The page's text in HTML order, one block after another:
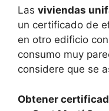
Las viviendas
un certificado de
en otro edificio
consumo muy
considere que se
Obtener